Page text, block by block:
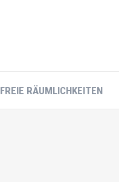
FREIE RÄUMLICHKEITEN